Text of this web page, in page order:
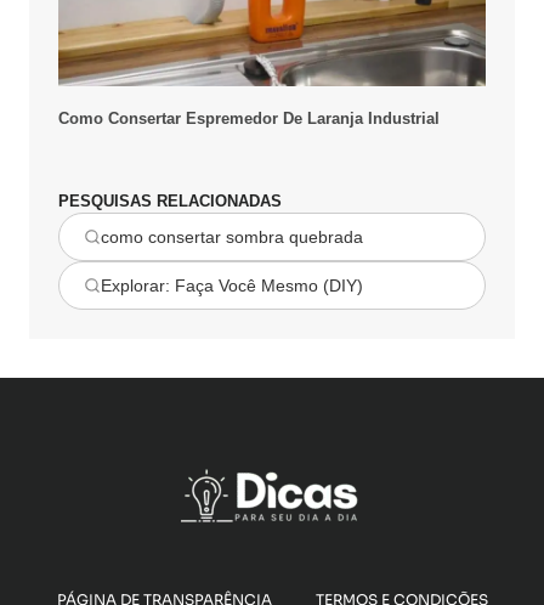
Como Consertar Espremedor De Laranja Industrial
PESQUISAS RELACIONADAS
como consertar sombra quebrada
Explorar: Faça Você Mesmo (DIY)
PÁGINA DE TRANSPARÊNCIA TERMOS E CONDIÇÕES